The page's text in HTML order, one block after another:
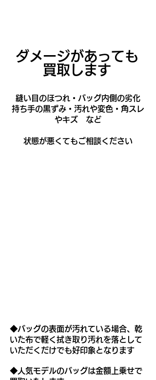
​ダメージがあっても
買取します
​縫い目のほつれ・バッグ内側の劣化
持ち手の黒ずみ・汚れや変色・角スレ
やキズ など
​状態が悪くてもご相談ください
◆バッグの表面が汚れている場合、乾
いた布で軽く拭き取り汚れを落として
いただくだけでも好印象となります
◆人気モデルのバッグは金額上乗せで